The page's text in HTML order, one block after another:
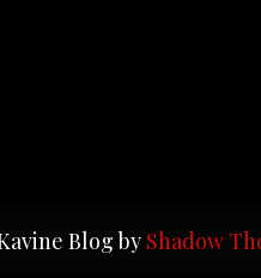
Blog by Shadow